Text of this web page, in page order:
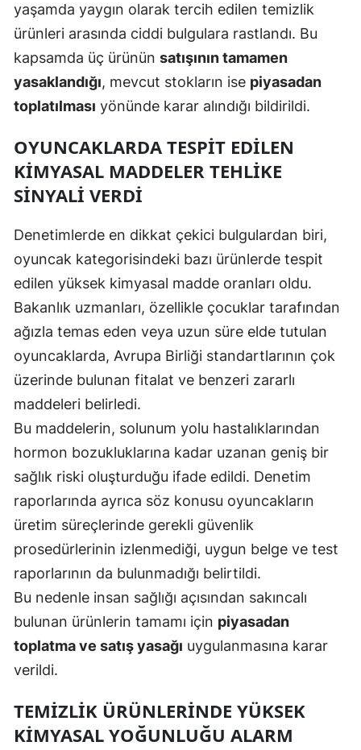
Isparta
İstanbul
İzmir
Kars
Kastamonu
Kırklareli
Kırşehir
Kocaeli
Konya
Kütahya
Manisa
Kahramanmaraş
Muğla
Muş
Niğde
Rize
Sakarya
yaşamda yaygın olarak tercih edilen temizlik
ürünleri arasında ciddi bulgulara rastlandı. Bu
kapsamda üç ürünün satışının tamamen
yasaklandığı, mevcut stokların ise piyasadan
toplatılması yönünde karar alındığı bildirildi.
OYUNCAKLARDA TESPIT EDILEN
KIMYASAL MADDELER TEHLIKE
SINYALI VERDI
Denetimlerde en dikkat çekici bulgulardan biri,
oyuncak kategorisindeki bazı ürünlerde tespit
edilen yüksek kimyasal madde oranları oldu.
Bakanlık uzmanları, özellikle çocuklar tarafından
ağızla temas eden veya uzun süre elde tutulan
oyuncaklarda, Avrupa Birliği standartlarının çok
üzerinde bulunan fitalat ve benzeri zararlı
maddeleri belirledi.
Bu maddelerin, solunum yolu hastalıklarından
hormon bozukluklarına kadar uzanan geniş bir
sağlık riski oluşturduğu ifade edildi. Denetim
raporlarında ayrıca söz konusu oyuncakların
üretim süreçlerinde gerekli güvenlik
prosedürlerinin izlenmediği, uygun belge ve test
raporlarının da bulunmadığı belirtildi.
Bu nedenle insan sağlığı açısından sakıncalı
bulunan ürünlerin tamamı için piyasadan
toplatma ve satış yasağı uygulanmasına karar
verildi.
TEMIZLIK ÜRÜNLERINDE YÜKSEK
KIMYASAL YOĞUNLUĞU ALARM